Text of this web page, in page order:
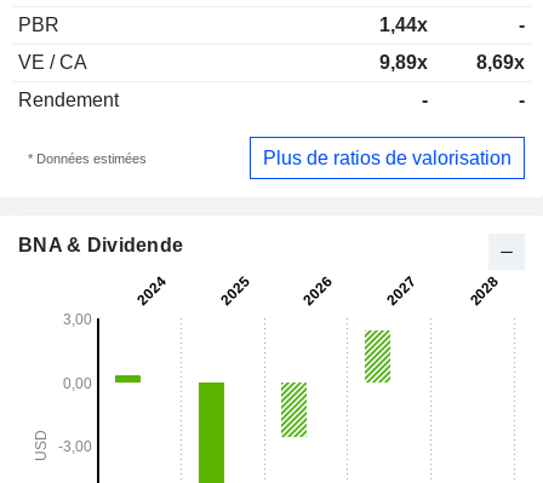
PBR 1,44x
-
VE / CA
9,89x
8,69x
Rendement
- -
* Données estimées Plus de ratios de valorisation
BNA & Dividende